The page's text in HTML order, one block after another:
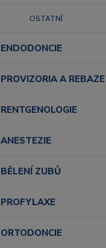
OSTATNÍ
ENDODONCIE
PROVIZORIA A REBAZE
RENTGENOLOGIE
ANESTEZIE
BĚLENÍ ZUBŮ
PROFYLAXE
ORTODONCIE